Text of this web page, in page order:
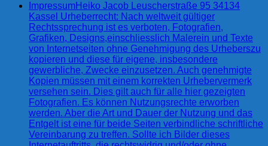
ImpressumHeiko Jacob Leuscherstraße 95 34134
Kassel Urheberrecht: Nach weltweit gültiger
Rechtssprechung ist es verboten, Fotografien,
Grafiken, Designs,einschliesslich Malerein und Texte
von Internetseiten ohne Genehmigung des Urheberszu
kopieren und diese für eigene, insbesondere
gewerbliche, Zwecke einzusetzen. Auch genehmigte
Kopien müssen mit einem korrekten Urhebervermerk
versehen sein. Dies gilt auch für alle hier gezeigten
Fotografien. Es können Nutzungsrechte erworben
werden. Aber die Art und Dauer der Nutzung und das
Entgelt ist eine für beide Seiten verbindliche schriftliche
Vereinbarung zu treffen. Sollte ich Bilder dieses